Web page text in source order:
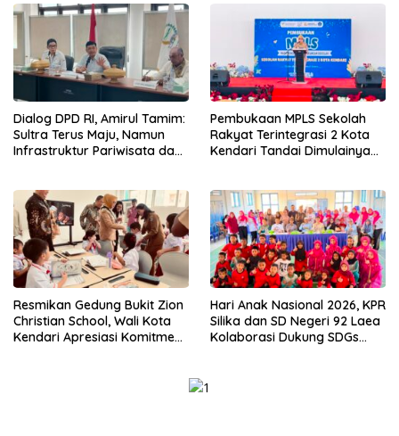
Dialog DPD RI, Amirul Tamim:
Sultra Terus Maju, Namun
Infrastruktur Pariwisata dan
Pembukaan MPLS Sekolah
Rakyat Terintegrasi 2 Kota
Kendari Tandai Dimulainya
Resmikan Gedung Bukit Zion
Christian School, Wali Kota
Kendari Apresiasi Komitmen
Hari Anak Nasional 2026, KPR
Silika dan SD Negeri 92 Laea
Kolaborasi Dukung SDGs